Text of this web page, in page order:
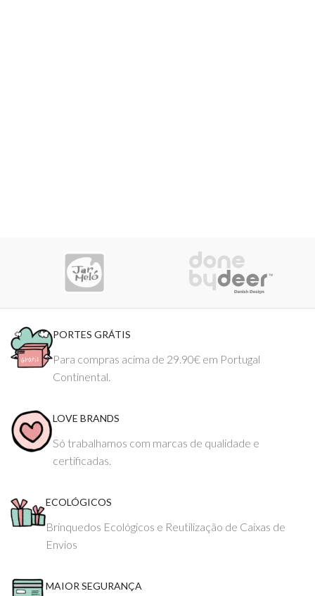
PORTES GRÁTIS
Para compras acima de 29.90€ em Portugal
Continental.
LOVE BRANDS
Só trabalhamos com marcas de qualidade e
certificadas.
ECOLÓGICOS
Brinquedos Ecológicos e Reutilização de Caixas de
Envios
MAIOR SEGURANÇA